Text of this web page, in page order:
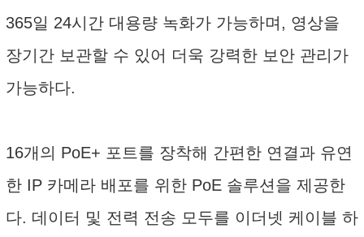
365일 24시간 대용량 녹화가 가능하며, 영상을
장기간 보관할 수 있어 더욱 강력한 보안 관리가
가능하다.
16개의 PoE+ 포트를 장착해 간편한 연결과 유연
한 IP 카메라 배포를 위한 PoE 솔루션을 제공한
다. 데이터 및 전력 전송 모두를 이더넷 케이블 하